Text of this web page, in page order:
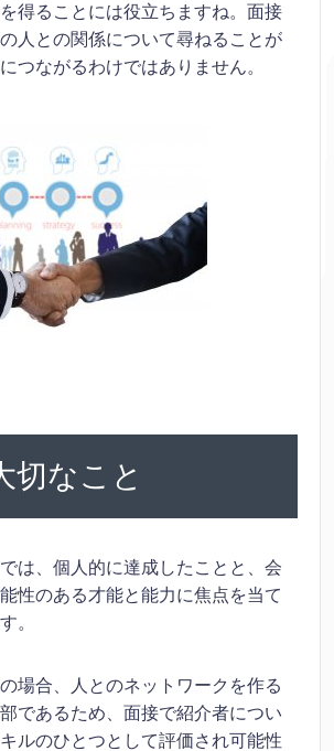
得ることには役立ちますね。面接
人との関係について尋ねることが
つながるわけではありません。
切なこと
は、個人的に達成したことと、会
性のある才能と能力に焦点を当て
。
場合、人とのネットワークを作る
であるため、面接で紹介者につい
ルのひとつとして評価され可能性